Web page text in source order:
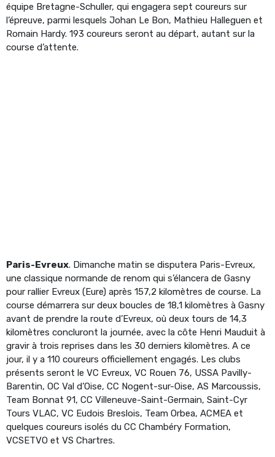
équipe Bretagne-Schuller, qui engagera sept coureurs sur
l’épreuve, parmi lesquels Johan Le Bon, Mathieu Halleguen et
Romain Hardy. 193 coureurs seront au départ, autant sur la
course d’attente.
Paris-Evreux. Dimanche matin se disputera Paris-Evreux,
une classique normande de renom qui s’élancera de Gasny
pour rallier Evreux (Eure) après 157,2 kilomètres de course. La
course démarrera sur deux boucles de 18,1 kilomètres à Gasny
avant de prendre la route d’Evreux, où deux tours de 14,3
kilomètres concluront la journée, avec la côte Henri Mauduit à
gravir à trois reprises dans les 30 derniers kilomètres. A ce
jour, il y a 110 coureurs officiellement engagés. Les clubs
présents seront le VC Evreux, VC Rouen 76, USSA Pavilly-
Barentin, OC Val d’Oise, CC Nogent-sur-Oise, AS Marcoussis,
Team Bonnat 91, CC Villeneuve-Saint-Germain, Saint-Cyr
Tours VLAC, VC Eudois Breslois, Team Orbea, ACMEA et
quelques coureurs isolés du CC Chambéry Formation,
VCSETVO et VS Chartres.